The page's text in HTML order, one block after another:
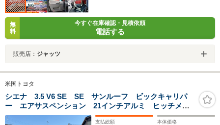
無
料
今すぐ在庫確認・見積依頼
電話する
販売店： ジャッツ
米国トヨタ
シエナ 3.5 V6 SE SE サンルーフ ビックキャリパ
ー エアサスペンション 21インチアルミ ヒッチメン
バー ディスプレイオーディオ
支払総額 本体価格